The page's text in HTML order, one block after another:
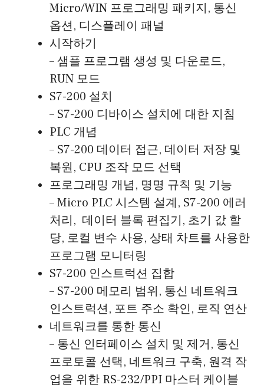
Micro/WIN 프로그래밍 패키지, 통신
옵션, 디스플레이 패널
시작하기
– 샘플 프로그램 생성 및 다운로드,
RUN 모드
S7-200 설치
– S7-200 디바이스 설치에 대한 지침
PLC 개념
– S7-200 데이터 접근, 데이터 저장 및
복원, CPU 조작 모드 선택
프로그래밍 개념, 명명 규칙 및 기능
– Micro PLC 시스템 설계, S7-200 에러
처리, 데이터 블록 편집기, 초기 값 할
당, 로컬 변수 사용, 상태 차트를 사용한
프로그램 모니터링
S7-200 인스트럭션 집합
– S7-200 메모리 범위, 통신 네트워크
인스트럭션, 포트 주소 확인, 로직 연산
네트워크를 통한 통신
– 통신 인터페이스 설치 및 제거, 통신
프로토콜 선택, 네트워크 구축, 원격 작
업을 위한 RS-232/PPI 마스터 케이블